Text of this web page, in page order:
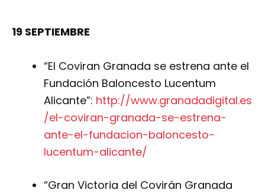
19 SEPTIEMBRE
“El Coviran Granada se estrena ante el
Fundación Baloncesto Lucentum
Alicante”: http://www.granadadigital.es
/el-coviran-granada-se-estrena-
ante-el-fundacion-baloncesto-
lucentum-alicante/
“Gran Victoria del Covirán Granada